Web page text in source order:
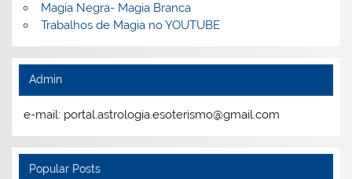
Magia Negra- Magia Branca
Trabalhos de Magia no YOUTUBE
Admin
e-mail: portal.astrologia.esoterismo@gmail.com
Popular Posts